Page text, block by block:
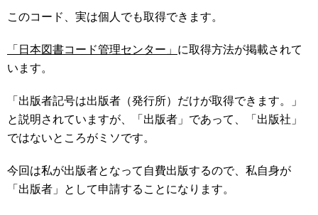
このコード、実は個人でも取得できます。
「日本図書コード管理センター」 に取得方法が掲載されて
います。
「出版者記号は出版者（発行所）だけが取得できます。」
と説明されていますが、「出版者」であって、「出版社」
ではないところがミソです。
今回は私が出版者となって自費出版するので、私自身が
「出版者」として申請することになります。